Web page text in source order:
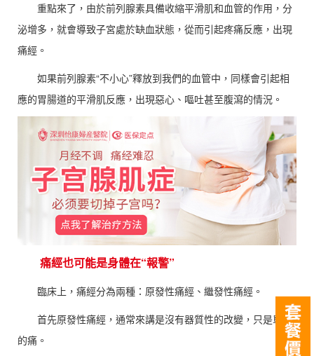
重點來了，由於前列腺素具備收縮平滑肌和血管的作用，分
泌增多，就會導致子宮處於缺血狀態，從而引起疼痛反應，出現
痛經。
如果前列腺素“不小心”釋放到我們的血管中，同樣會引起相
應的胃腸道的平滑肌反應，出現惡心、嘔吐甚至腹瀉的情況。
痛經也可能是身體在“報警”
臨床上，痛經分為兩種：原發性痛經、繼發性痛經。
首先原發性痛經，通常來講是沒有器質性的改變，只是單純
的痛。